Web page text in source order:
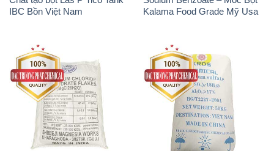
MGSO4.7H2O – Magnesium
Sulphate Heptahydrate 99%
Trung Quốc China
Axit Phosphoric – Acid
Phosphoric H3PO4 85% Đức
Giang Việt Nam